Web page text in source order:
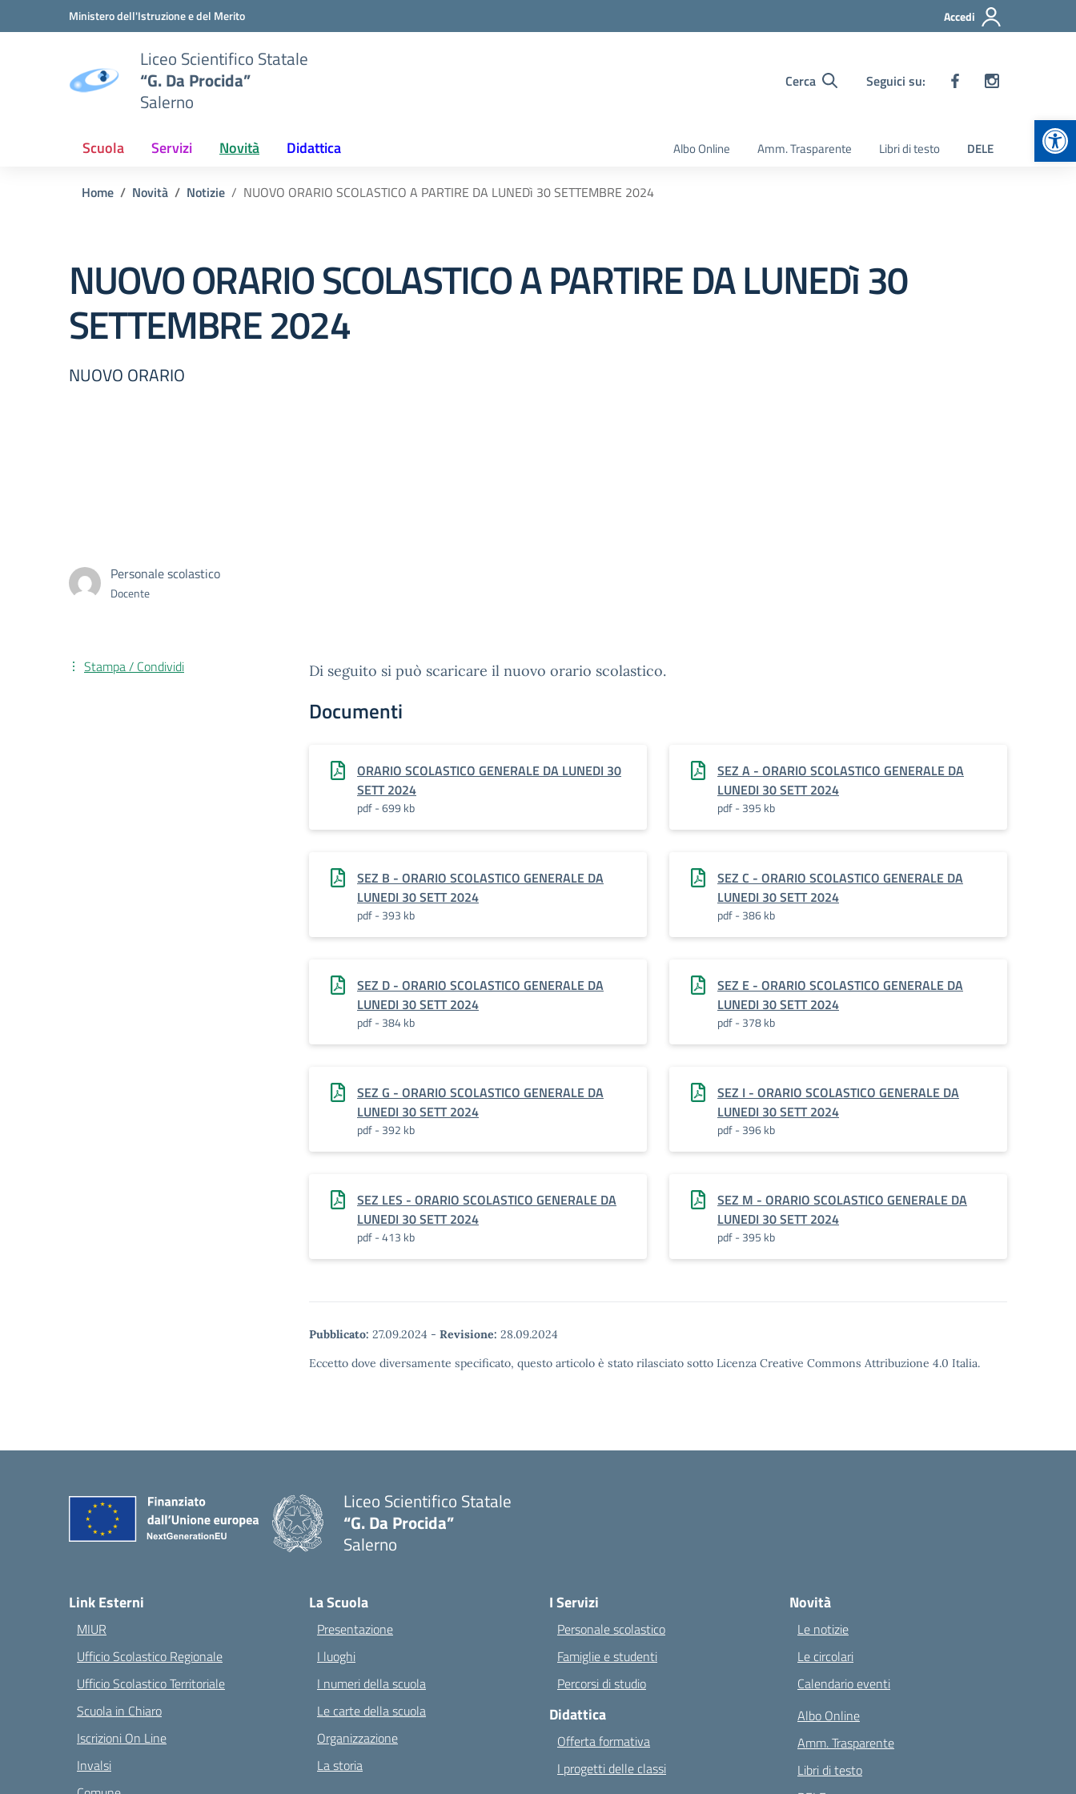
Vai ai contenuti
Vai al menu di navigazioneMinistero dell'Istruzione e del Merito Accedi
Liceo Scientifico Statale
“G. Da Procida”
Salerno
Cerca Seguici su:
Scuola Servizi Novità Didattica Albo Online Amm. Trasparente Libri di testo DELE
Home Novità Notizie NUOVO ORARIO SCOLASTICO A PARTIRE DA LUNEDì 30 SETTEMBRE 2024
NUOVO ORARIO SCOLASTICO A PARTIRE DA LUNEDì 30
SETTEMBRE 2024
NUOVO ORARIO
Personale scolastico
Docente
Di seguito si può scaricare il nuovo orario scolastico.
Documenti
ORARIO SCOLASTICO GENERALE DA LUNEDI 30
SETT 2024
pdf - 699 kb
SEZ A - ORARIO SCOLASTICO GENERALE DA
LUNEDI 30 SETT 2024
pdf - 395 kb
SEZ B - ORARIO SCOLASTICO GENERALE DA
LUNEDI 30 SETT 2024
pdf - 393 kb
SEZ C - ORARIO SCOLASTICO GENERALE DA
LUNEDI 30 SETT 2024
pdf - 386 kb
SEZ D - ORARIO SCOLASTICO GENERALE DA
LUNEDI 30 SETT 2024
pdf - 384 kb
SEZ E - ORARIO SCOLASTICO GENERALE DA
LUNEDI 30 SETT 2024
pdf - 378 kb
SEZ G - ORARIO SCOLASTICO GENERALE DA
LUNEDI 30 SETT 2024
pdf - 392 kb
SEZ I - ORARIO SCOLASTICO GENERALE DA
LUNEDI 30 SETT 2024
pdf - 396 kb
SEZ LES - ORARIO SCOLASTICO GENERALE DA
LUNEDI 30 SETT 2024
pdf - 413 kb
SEZ M - ORARIO SCOLASTICO GENERALE DA
LUNEDI 30 SETT 2024
pdf - 395 kb
Pubblicato: 27.09.2024 - Revisione: 28.09.2024
Eccetto dove diversamente specificato, questo articolo è stato rilasciato sotto Licenza Creative Commons Attribuzione 4.0 Italia.
Stampa / Condividi
Liceo Scientifico Statale
“G. Da Procida”
Salerno
Link Esterni
MIUR
Ufficio Scolastico Regionale
Ufficio Scolastico Territoriale
Scuola in Chiaro
Iscrizioni On Line
Invalsi
La Scuola
Presentazione
I luoghi
I numeri della scuola
Le carte della scuola
Organizzazione
La storia
I Servizi
Personale scolastico
Famiglie e studenti
Percorsi di studio
Didattica
Offerta formativa
I progetti delle classi
Novità
Le notizie
Le circolari
Calendario eventi
Albo Online
Amm. Trasparente
Libri di testo